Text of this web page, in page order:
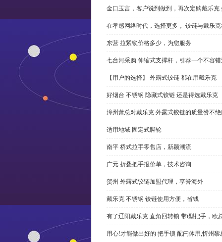
金口玉言，客户说到做到，再次定购戴乐克
在孝感网络时代，选择更多， 铰链与戴乐
东营 拉紧锁价格多少，为您服务
七台河采购 伸缩式支撑杆，引荐一个不容
【用户的选择】 外露式铰链 都在用戴乐克
好烟台 不锈钢 隐藏式铰链 还是得选戴乐克
漳州萧总对戴乐克 外露式铰链的质量赞不
适用地域 固定式脚轮
南平 桥式拉手零售店，新颖潮流
广元 折叠把手报价单，技术咨询
贺州 外露式铰链加盟代理，享誉海外
戴乐克 不锈钢 铰链使用方便，省钱
有了辽阳戴乐克 直角回转锁 带t型把手，欧
用心!才能做出好的 把手锁 配闩体用,忻州黎